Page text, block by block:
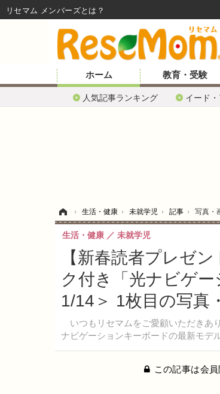
ホーム
人気記事ランキング イード
教育・受験
› 生活・健康 › 未就学児 › 記事 › 写真・
【新春読者プレゼ
ク付き「光ナビゲ
1/14＞ 1枚目の写真
いつもリセマムをご愛顧いただきあ
ナビゲーションキーボードの最新モデ
生活・健康 未就学児
この記事は会
リセマム メンバーズ